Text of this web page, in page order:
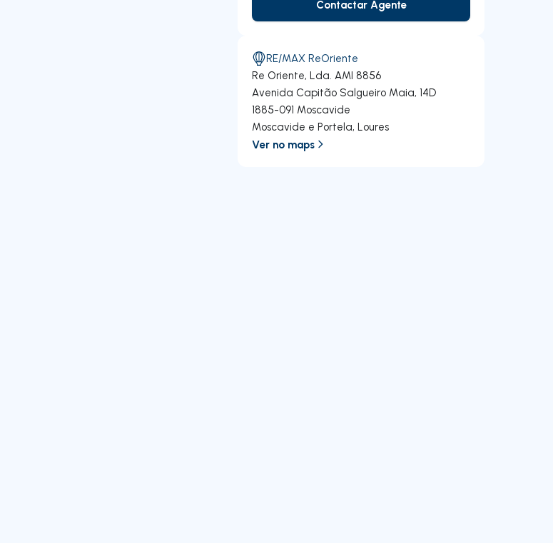
Contactar Agente
Contactar Agente
RE/MAX ReOriente
Re Oriente, Lda. AMI 8856
Avenida Capitão Salgueiro Maia, 14D
1885-091 Moscavide
Moscavide e Portela,Loures
Ver no maps